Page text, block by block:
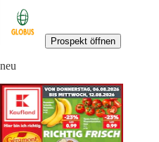
Prospekt öffnen
neu